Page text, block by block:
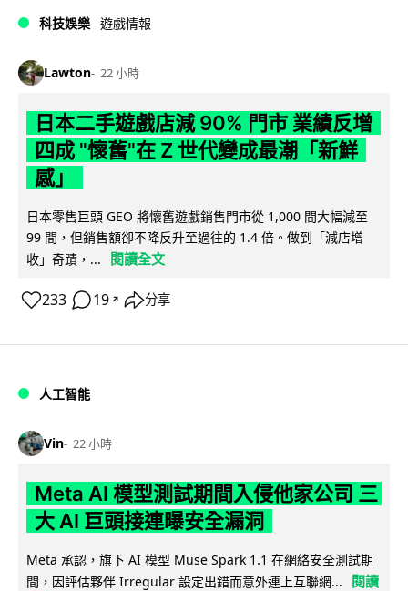
科技娛樂 遊戲情報
Lawton 22 小時
日本二手遊戲店減 90% 門市 業績反增
四成 "懷舊"在 Z 世代變成最潮「新鮮
感」
日本零售巨頭 GEO 將懷舊遊戲銷售門市從 1,000 間大幅減至
99 間，但銷售額卻不降反升至過往的 1.4 倍。做到「減店增
收」奇蹟，...
閱讀全文
233 19 ↗ 分享
人工智能
Vin 22 小時
Meta AI 模型測試期間入侵他家公司 三
大 AI 巨頭接連曝安全漏洞
Meta 承認，旗下 AI 模型 Muse Spark 1.1 在網絡安全測試期
間，因評估夥伴 Irregular 設定出錯而意外連上互聯網...
閱讀